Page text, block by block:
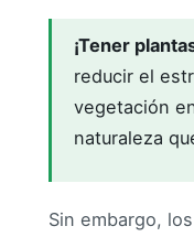
¡Tener
reducir el
vegetación
naturaleza
Sin embargo,